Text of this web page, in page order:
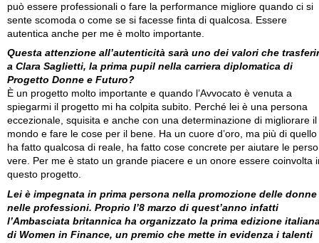
può essere professionali o fare la performance migliore quando ci si
sente scomoda o come se si facesse finta di qualcosa. Essere
autentica anche per me è molto importante.
Questa attenzione all’autenticità sarà uno dei valori che
a Clara Saglietti, la prima pupil nella carriera diplomatica di
Progetto Donne e Futuro?
È un progetto molto importante e quando l’Avvocato è venuta a
spiegarmi il progetto mi ha colpita subito. Perché lei è una persona
eccezionale, squisita e anche con una determinazione di migliorare il
mondo e fare le cose per il bene. Ha un cuore d’oro, ma più di quello
ha fatto qualcosa di reale, ha fatto cose concrete per aiutare le
vere. Per me è stato un grande piacere e un onore essere coinvolta
questo progetto.
Lei è impegnata in prima persona nella promozione delle donne
nelle professioni. Proprio l’8 marzo di quest’anno infatti
l’Ambasciata britannica ha organizzato la prima edizione
di Women in Finance, un premio che mette in evidenza i talenti